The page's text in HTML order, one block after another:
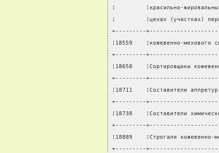
¦         ¦красильно-
¦         ¦цехах (участках)
+---------
¦18559    ¦кожевенно-
+---------
¦18658    ¦Сортировщики
+---------
¦18711    ¦Составители
+---------
¦18738    ¦Составители
+---------
¦18889    ¦Строгали
+---------